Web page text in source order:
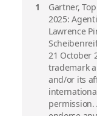
脚
Gartner,
2025:
Lawrence
21 October
trademark
and/or its